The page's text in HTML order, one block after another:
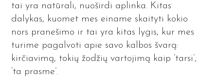
tai yra natūrali, nuoširdi aplinka. Kitas
dalykas, kuomet mes einame skaityti kokio
nors pranešimo ir tai yra kitas lygis, kur mes
turime pagalvoti apie savo kalbos švarą:
kirčiavimą, tokių žodžių vartojimą kaip ‘tarsi’,
‘ta prasme’.